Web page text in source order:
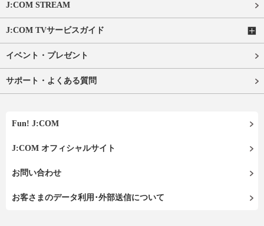
J:COM STREAM
J:COM TVサービスガイド
イベント・プレゼント
サポート・よくある質問
Fun! J:COM
J:COM オフィシャルサイト
お問い合わせ
お客さまのデータ利用･外部送信について